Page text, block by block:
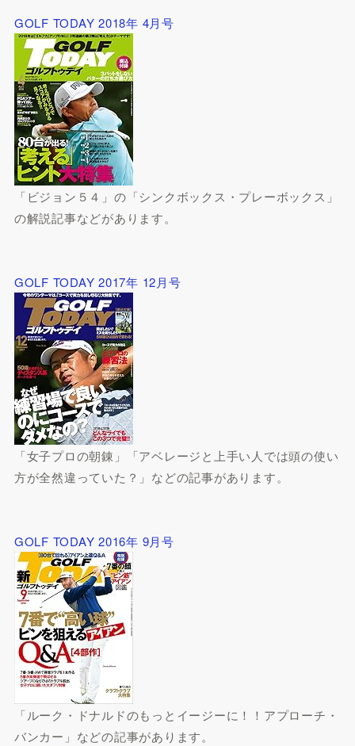
GOLF TODAY 2018年 4月号
「ビジョン５４」の「シンクボックス・プレーボックス」
の解説記事などがあります。
GOLF TODAY 2017年 12月号
「女子プロの朝錬」「アベレージと上手い人では頭の使い
方が全然違っていた？」などの記事があります。
GOLF TODAY 2016年 9月号
「ルーク・ドナルドのもっとイージーに！！アプローチ・
バンカー」などの記事があります。